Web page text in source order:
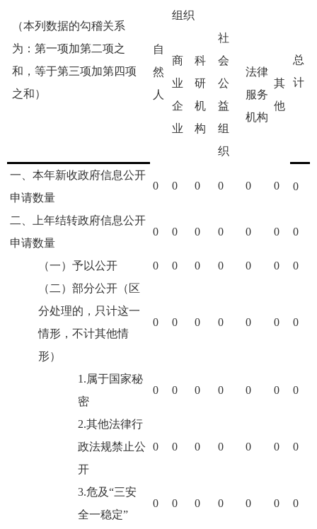
（本列数据的勾稽关系
为：第一项加第二项之
和，等于第三项加第四项
之和）
自
然
人
组织
总
计
商
业
企
业
科
研
机
构
社
会
公
益
组
织
法律
服务
机构
其
他
一、本年新收政府信息公开
申请数量
0 0 0 0 0 0 0
二、上年结转政府信息公开
申请数量
0 0 0 0 0 0 0
（一）予以公开 0 0 0 0 0 0
0
（二）部分公开（区
分处理的，只计这一
情形，不计其他情
形）
0 0 0 0 0 0 0
1.属于国家秘
密
0 0 0 0 0 0 0
2.其他法律行
政法规禁止公
开
0 0 0 0 0 0 0
3.危及“三安
全一稳定”
0 0 0 0 0 0 0